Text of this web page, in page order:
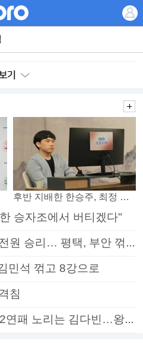
후반 지배한 한승주, 최정 꺾고 8강 진출
승자조에서 버티겠다"
김주아·이민진·허서현 전원 승리… 평택, 부안 꺾고 5연승
민석 꺾고 8강으로
침
22전 전승 임상규·대회2연패 노리는 김다빈…왕중왕전 16강 7일부터